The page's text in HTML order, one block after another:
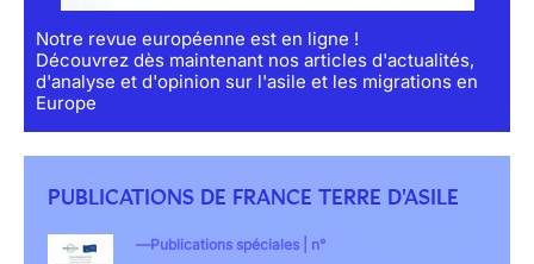
Notre revue européenne est en ligne !
Découvrez dès maintenant nos articles d'actualités,
d'analyse et d'opinion sur l'asile et les migrations en
Europe
PUBLICATIONS DE FRANCE TERRE D'ASILE
Publications spéciales | n°